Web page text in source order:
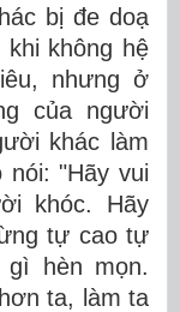
bị đe doạ
không hệ
nhưng ở
của người
khác làm
nói: "Hãy vui
khóc. Hãy
tự cao tự
gì hèn mọn.
ta, làm ta